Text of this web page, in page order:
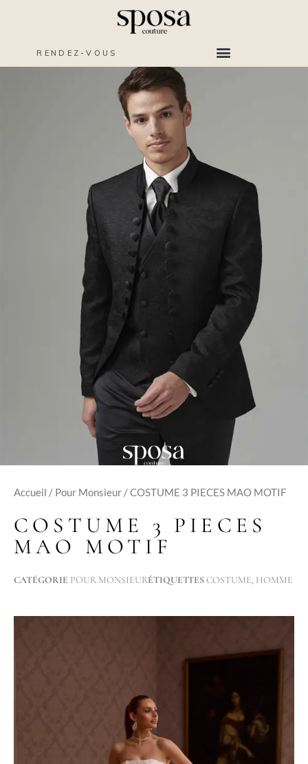
RENDEZ-VOUS
Accueil / Pour Monsieur / COSTUME 3 PIECES MAO MOTIF
COSTUME 3 PIECES
MAO MOTIF
CATÉGORIE POUR MONSIEURÉTIQUETTESCOSTUME, HOMME